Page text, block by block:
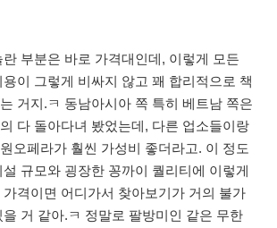
부분은 바로 가격대인데, 이렇게 모든
이 그렇게 비싸지 않고 꽤 합리적으로 책
거지.ㅋ 동남아시아 쪽 특히 베트남 쪽은
다 돌아다녀 봤었는데, 다른 업소들이랑
오페라가 훨씬 가성비 좋더라고. 이 정도
규모와 굉장한 꽁까이 퀄리티에 이렇게
가격이면 어디가서 찾아보기가 거의 불가
거 같아.ㅋ 정말로 팔방미인 같은 무한